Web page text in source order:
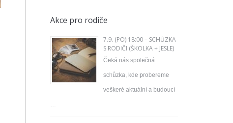
Akce pro rodiče
7.9. (PO) 18:00 – SCHŮZKA
S RODIČI (ŠKOLKA + JESLE)
Čeká nás společná
schůzka, kde probereme
veškeré aktuální a budoucí
…